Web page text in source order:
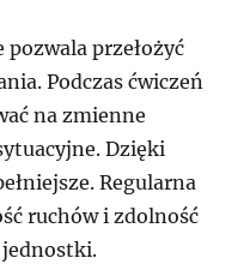
przełożyć
Podczas ćwiczeń
na zmienne
Dzięki
Regularna
ruchów i zdolność